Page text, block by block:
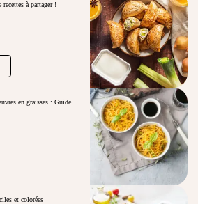
à partager !
en graisses : Guide
et colorées